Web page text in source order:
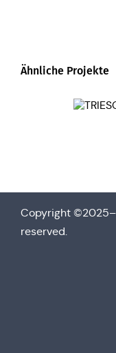
Ähnliche Projekte
Copy­right
reserved.